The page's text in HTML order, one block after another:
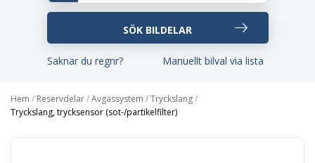
Saknar du regnr? Manuellt bilval via lista
Hem / Reservdelar/Avgassystem /Tryckslang/
Tryckslang, trycksensor (sot-/partikelfilter)